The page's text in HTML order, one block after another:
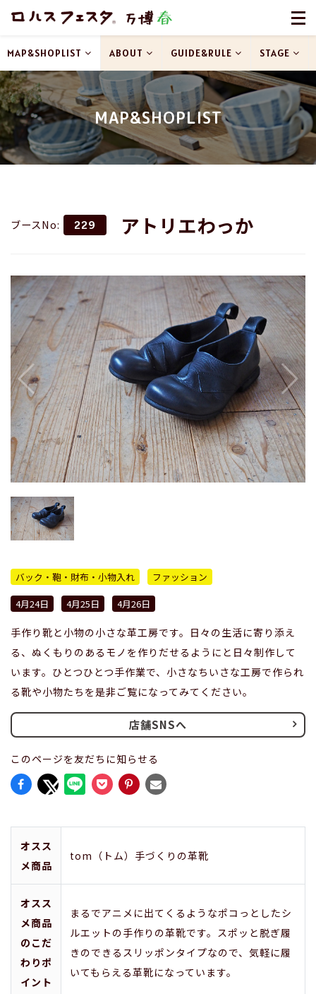
MAP&SHOPLIST
MAP&SHOPLIST ABOUT GUIDE&RULE STAGE
ブースNo: 229 アトリエわっか
バック・鞄・財布・小物入れ
ファッション
4月24日
4月25日 4月26日
手作り靴と小物の小さな革工房です。日々の生活に寄り添え
る、ぬくもりのあるモノを作りだせるようにと日々制作して
います。ひとつひとつ手作業で、小さなちいさな工房で作られ
る靴や小物たちを是非ご覧になってみてください。
店舗SNSへ
このページを友だちに知らせる
オスス
メ商品
tom（トム）手づくりの革靴
オスス
メ商品
のこだ
わりポ
イント
まるでアニメに出てくるようなポコっとしたシ
ルエットの手作りの革靴です。スポッと脱ぎ履
きのできるスリッポンタイプなので、気軽に履
いてもらえる革靴になっています。